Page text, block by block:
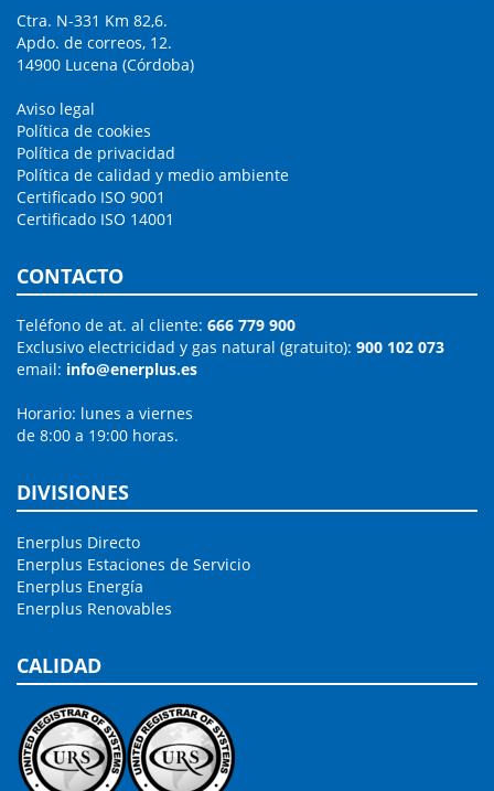
Ctra. N-331 Km 82,6.
Apdo. de correos, 12.
14900 Lucena (Córdoba)
Aviso legal
Política de cookies
Política de privacidad
Política de calidad y medio ambiente
Certificado ISO 9001
Certificado ISO 14001
CONTACTO
Teléfono de at. al cliente: 666 779 900
Exclusivo electricidad y gas natural (gratuito): 900 102 073
email: info@enerplus.es
Horario: lunes a viernes
de 8:00 a 19:00 horas.
DIVISIONES
Enerplus Directo
Enerplus Estaciones de Servicio
Enerplus Energía
Enerplus Renovables
CALIDAD